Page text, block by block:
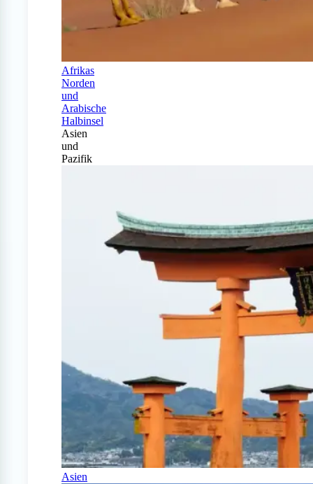
Afrikas
Norden
und
Arabische
Halbinsel
Asien
und
Pazifik
Asien